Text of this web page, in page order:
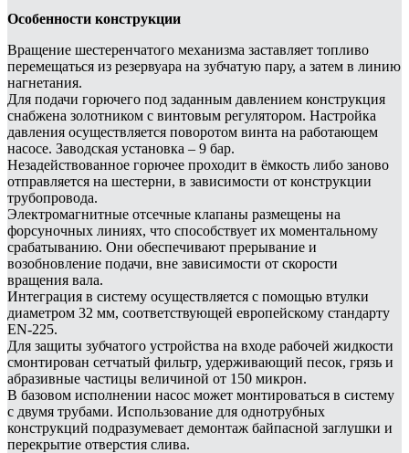
Особенности конструкции
Вращение шестеренчатого механизма заставляет топливо
перемещаться из резервуара на зубчатую пару, а затем в линию
нагнетания.
Для подачи горючего под заданным давлением конструкция
снабжена золотником с винтовым регулятором. Настройка
давления осуществляется поворотом винта на работающем
насосе. Заводская установка – 9 бар.
Незадействованное горючее проходит в ёмкость либо заново
отправляется на шестерни, в зависимости от конструкции
трубопровода.
Электромагнитные отсечные клапаны размещены на
форсуночных линиях, что способствует их моментальному
срабатыванию. Они обеспечивают прерывание и
возобновление подачи, вне зависимости от скорости
вращения вала.
Интеграция в систему осуществляется с помощью втулки
диаметром 32 мм, соответствующей европейскому стандарту
EN-225.
Для защиты зубчатого устройства на входе рабочей жидкости
смонтирован сетчатый фильтр, удерживающий песок, грязь и
абразивные частицы величиной от 150 микрон.
В базовом исполнении насос может монтироваться в систему
с двумя трубами. Использование для однотрубных
конструкций подразумевает демонтаж байпасной заглушки и
перекрытие отверстия слива.